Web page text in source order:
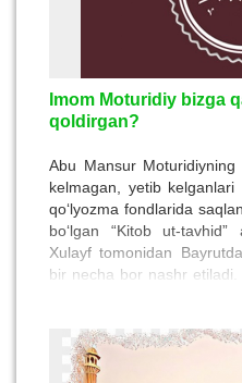
Imom Moturidiy bizga
qoldirgan?
Abu Mansur
kelmagan, yetib
qo‘lyozma fondlarida
bo‘lgan “Kitob ut-
Xulayf tomonidan
bir necha bor nashr etiladi.